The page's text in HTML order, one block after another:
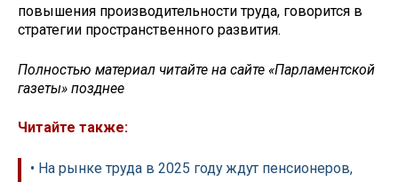
повышения производительности труда, говорится в
стратегии пространственного развития.
Полностью материал читайте на сайте «Парламентской
газеты» позднее
Читайте также:
• На рынке труда в 2025 году ждут пенсионеров,